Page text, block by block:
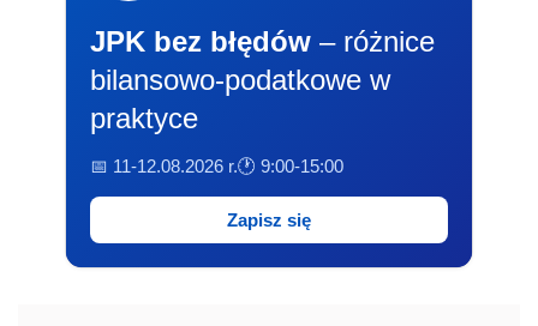
JPK bez błędów – różnice
bilansowo-podatkowe w
praktyce
📅 11-12.08.2026 r.🕐 9:00-15:00
Zapisz się